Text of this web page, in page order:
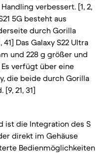
verbessert. [1, 2,
5G besteht aus
durch Gorilla
Das Galaxy S22 Ultra
und 228 g größer und
Es verfügt über eine
die beide durch Gorilla
21, 31]
ist die Integration des S
direkt im Gehäuse
Bedienmöglichkeiten